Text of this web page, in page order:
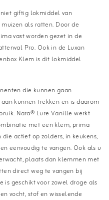
giftig lokmiddel van
als ratten. Door de
vast worden gezet in de
Pro. Ook in de Luxan
Klem is dit lokmiddel
die kunnen gaan
kunnen trekken en is daarom
Nara® Lure Vanille werkt
met een klem, prima
actief op zolders, in keukens,
eenvoudig te vangen. Ook als u
plaats dan klemmen met
direct weg te vangen bij
is geschikt voor zowel droge als
vocht, stof en wisselende